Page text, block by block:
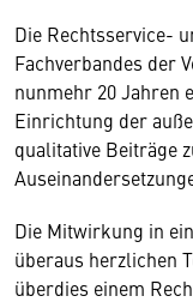
Die Rechtsservice-
Fachverbandes der
nunmehr 20 Jahren
Einrichtung der
qualitative Beiträge
Die Mitwirkung in
überaus herzlichen
überdies einem